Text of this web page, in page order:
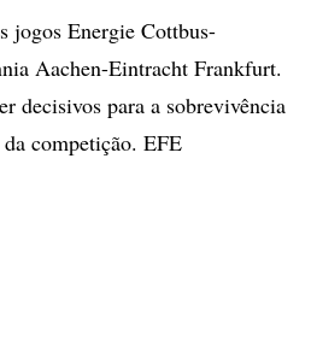
jogos Energie Cottbus-
Aachen-Eintracht Frankfurt.
decisivos para a sobrevivência
competição. EFE